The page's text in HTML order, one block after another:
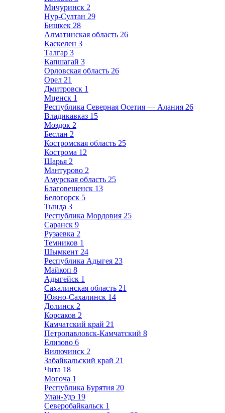
Мичуринск 2
Нур-Султан 29
Бишкек 28
Алматинская область 26
Каскелен 3
Талгар 3
Капшагай 3
Орловская область 26
Орел 21
Дмитровск 1
Мценск 1
Республика Северная Осетия — Алания 26
Владикавказ 15
Моздок 2
Беслан 2
Костромская область 25
Кострома 12
Шарья 2
Мантурово 2
Амурская область 25
Благовещенск 13
Белогорск 5
Тында 3
Республика Мордовия 25
Саранск 9
Рузаевка 2
Темников 1
Шымкент 24
Республика Адыгея 23
Майкоп 8
Адыгейск 1
Сахалинская область 21
Южно-Сахалинск 14
Долинск 2
Корсаков 2
Камчатский край 21
Петропавловск-Камчатский 8
Елизово 6
Вилючинск 2
Забайкальский край 21
Чита 18
Могоча 1
Республика Бурятия 20
Улан-Удэ 19
Северобайкальск 1